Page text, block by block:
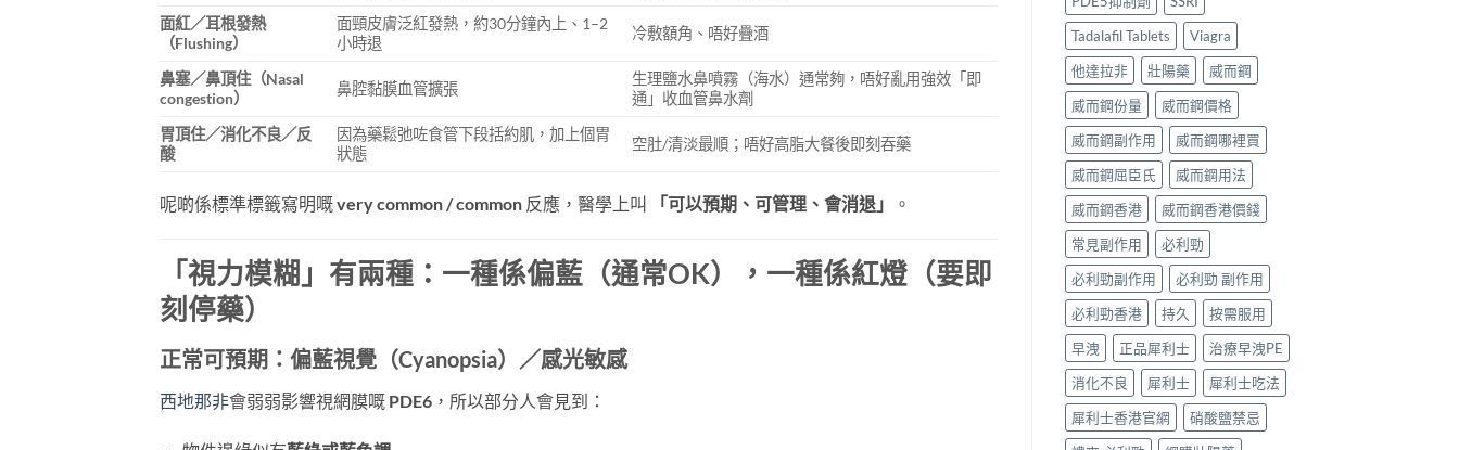
面紅／耳根發熱
（Flushing）
面頸皮膚泛紅發熱，約30分鐘內上、1–2
小時退
冷敷額角、唔好疊酒
鼻塞／鼻頂住（Nasal
congestion）
鼻腔黏膜血管擴張
生理鹽水鼻噴霧（海水）通常夠，唔好亂用強效「即
通」收血管鼻水劑
胃頂住／消化不良／反
酸
因為藥鬆弛咗食管下段括約肌，加上個胃
狀態
空肚/清淡最順；唔好高脂大餐後即刻吞藥
呢啲係標準標籤寫明嘅very common / common ​ 反應，醫學上叫 「可以預期、可管理、會消退」 。
「視力模糊」有兩種：一種係偏藍（通常OK），一種係紅燈（要即
刻停藥）
正常可預期：偏藍視覺（Cyanopsia）／感光敏感
西地那非會弱弱影響視網膜嘅 PDE6 ，所以部分人會見到：
Tadalafil Tablets
Viagra
他達拉非
壯陽藥
威而鋼
威而鋼份量
威而鋼價格
威而鋼副作用
威而鋼哪裡買
威而鋼屈臣氏
威而鋼用法
威而鋼香港
威而鋼香港價錢
常見副作用
必利勁
必利勁副作用
必利勁 副作用
必利勁香港
持久
按需服用
早洩
正品犀利士
治療早洩PE
消化不良
犀利士
犀利士吃法
犀利士香港官網
硝酸鹽禁忌